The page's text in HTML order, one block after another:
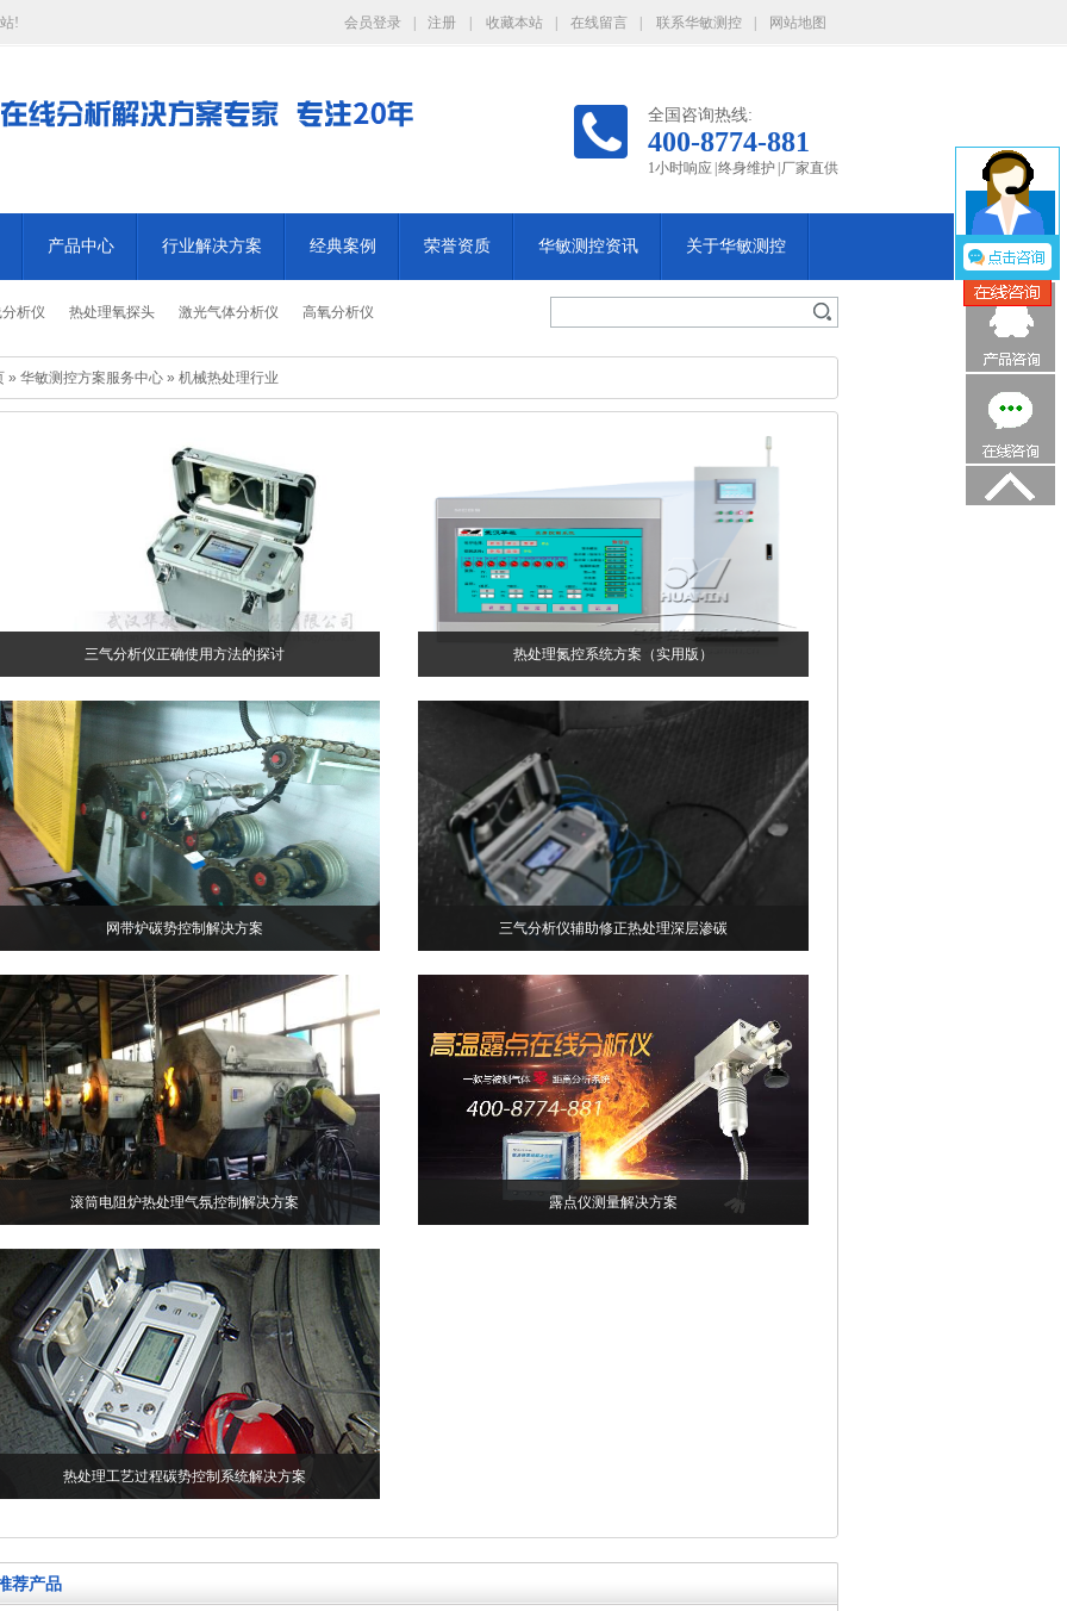
! 会员登录 注册 收藏本站 在线留言 联系华敏测控 网站地图
全国咨询热线:
400-8774-881
1小时响应 | 终身维护 | 厂家直供
产品中心 行业解决方案 经典案例 荣誉资质 华敏测控资讯 关于华敏测控
析仪 热处理氧探头 激光气体分析仪 高氧分析仪
» 华敏测控方案服务中心 » 机械热处理行业
三气分析仪正确使用方法的探讨 热处理氮控系统方案（实用版）
网带炉碳势控制解决方案 三气分析仪辅助修正热处理深层渗碳
滚筒电阻炉热处理气氛控制解决方案 露点仪测量解决方案
热处理工艺过程碳势控制系统解决方案
荐产品